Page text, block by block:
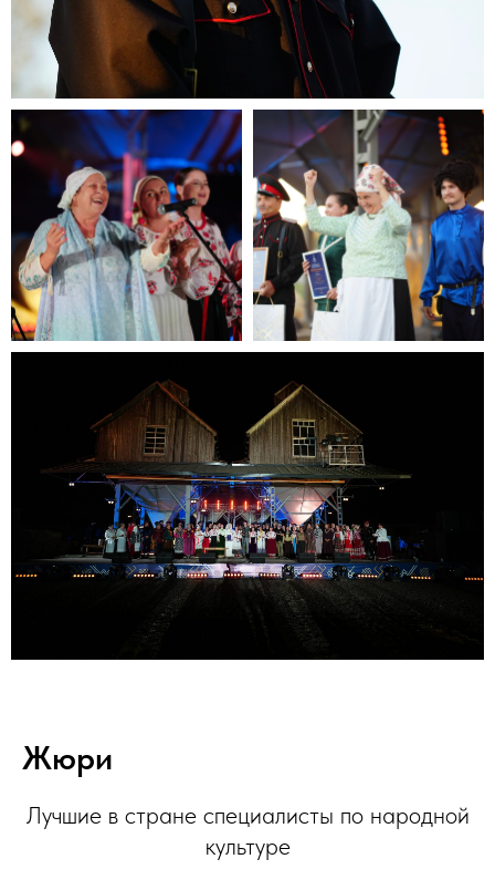
Жюри
Лучшие в стране специалисты по народной
культуре